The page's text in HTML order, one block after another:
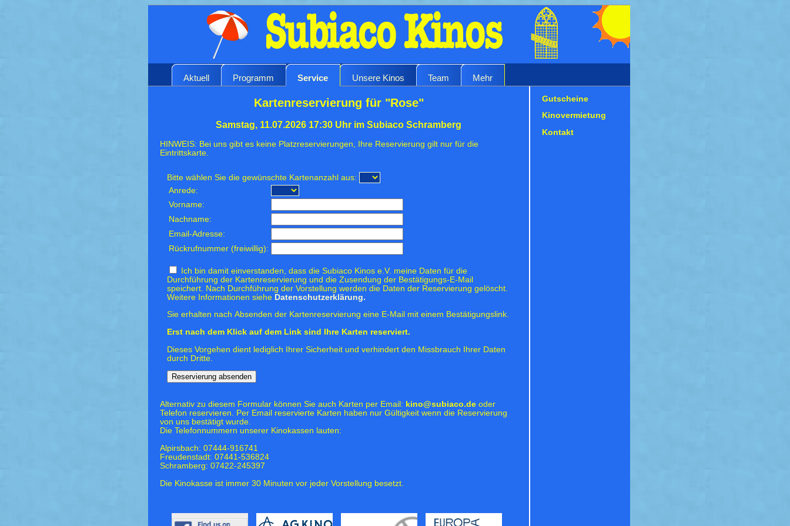
Aktuell Programm Service Unsere Kinos Team Mehr
Kartenreservierung für "Rose"
Samstag, 11.07.2026 17:30 Uhr im Subiaco Schramberg
HINWEIS: Bei uns gibt es keine Platzreservierungen, Ihre Reservierung gilt nur für die
Eintrittskarte.
Bitte wählen Sie die gewünschte Kartenanzahl aus:
Anrede:
Vorname:
Nachname:
Email-Adresse:
Rückrufnummer (freiwillig):
Ich bin damit einverstanden, dass die Subiaco Kinos e.V. meine Daten für die
Durchführung der Kartenreservierung und die Zusendung der Bestätigungs-E-Mail
speichert. Nach Durchführung der Vorstellung werden die Daten der Reservierung gelöscht.
Weitere Informationen siehe Datenschutzerklärung.
Sie erhalten nach Absenden der Kartenreservierung eine E-Mail mit einem Bestätigungslink.
Erst nach dem Klick auf dem Link sind Ihre Karten reserviert.
Dieses Vorgehen dient lediglich Ihrer Sicherheit und verhindert den Missbrauch Ihrer Daten
durch Dritte.
Alternativ zu diesem Formular können Sie auch Karten per Email: kino@subiaco.de oder
Telefon reservieren. Per Email reservierte Karten haben nur Gültigkeit wenn die Reservierung
von uns bestätigt wurde.
Die Telefonnummern unserer Kinokassen lauten:
Alpirsbach: 07444-916741
Freudenstadt: 07441-536824
Schramberg: 07422-245397
Die Kinokasse ist immer 30 Minuten vor jeder Vorstellung besetzt.
Gutscheine
Kinovermietung
Kontakt